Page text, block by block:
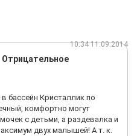
10:34 11.09.2014
Отрицательное
бассейн Кристаллик по
комфортно могут
с детьми, а раздевалка и
двух малышей! А т. к.